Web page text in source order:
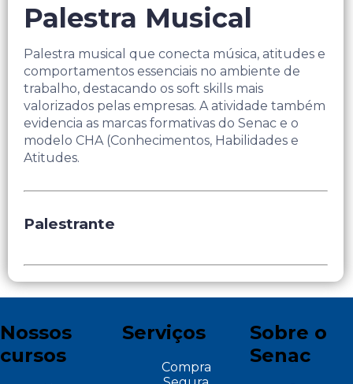
Palestra Musical
Palestra musical que conecta música, atitudes e
comportamentos essenciais no ambiente de
trabalho, destacando os soft skills mais
valorizados pelas empresas. A atividade também
evidencia as marcas formativas do Senac e o
modelo CHA (Conhecimentos, Habilidades e
Atitudes.
Palestrante
Nossos
cursos
Serviços
Compra
Sobre o
Senac